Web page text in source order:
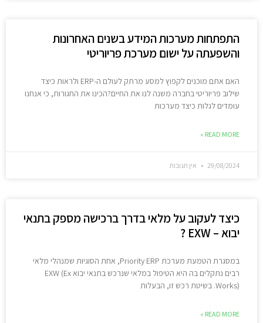
התפתחות מערכות המידע בשנים האחרונות
והשפעתה על ישום מערכת פריוריטי
האם אתם מוכנים לקפוץ למסע מרתק לעולם ה-ERP ולראות כיצד
שילוב פריוריטי בחברה משנה לנו את החיים?הכינו את החגורות, כי אנחנו
עומדים לגלות כיצד מערכות
READ MORE »
29/08/2024 אין תגובות
כיצד לעקוב על מלאי בדרך ברכישה מספק בתנאי
יבוא – EXW ?
במסגרת הטמעת מערכת Priority ERP, אחת הסוגיות שמנהלי מלאי
רבים נתקלים בה היא הטיפול במלאי שנרכש בתנאי יבוא EXW (Ex
Works). בשיטת רכש זו, הבעלות
READ MORE »